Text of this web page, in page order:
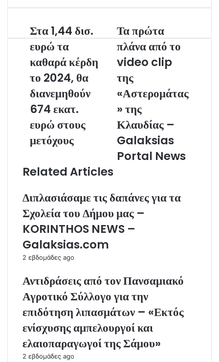
i
Στα 1,44 δισ.
ευρώ τα
καθαρά κέρδη
το 2024, θα
διανεμηθούν
674 εκατ.
ευρώ στους
μετόχους
Τα πρώτα
πλάνα από το
video clip
της
«Αστερομάτας
» της
Κλαυδίας –
Galaksias
Portal News
Related Articles
Διπλασιάσαμε τις δαπάνες για τα
Σχολεία του Δήμου μας –
KORINTHOS NEWS –
Galaksias.com
2 εβδομάδες ago
Αντιδράσεις από τον Πανσαμιακό
Αγροτικό Σύλλογο για την
επιδότηση λιπασμάτων – «Εκτός
ενίσχυσης αμπελουργοί και
ελαιοπαραγωγοί της Σάμου»
2 εβδομάδες ago